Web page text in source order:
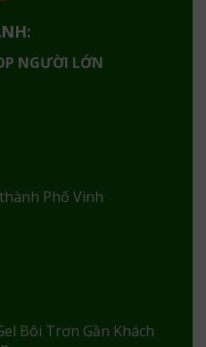
NGƯỜI LỚN
Phố Vinh
Bôi Trơn Gần Khách